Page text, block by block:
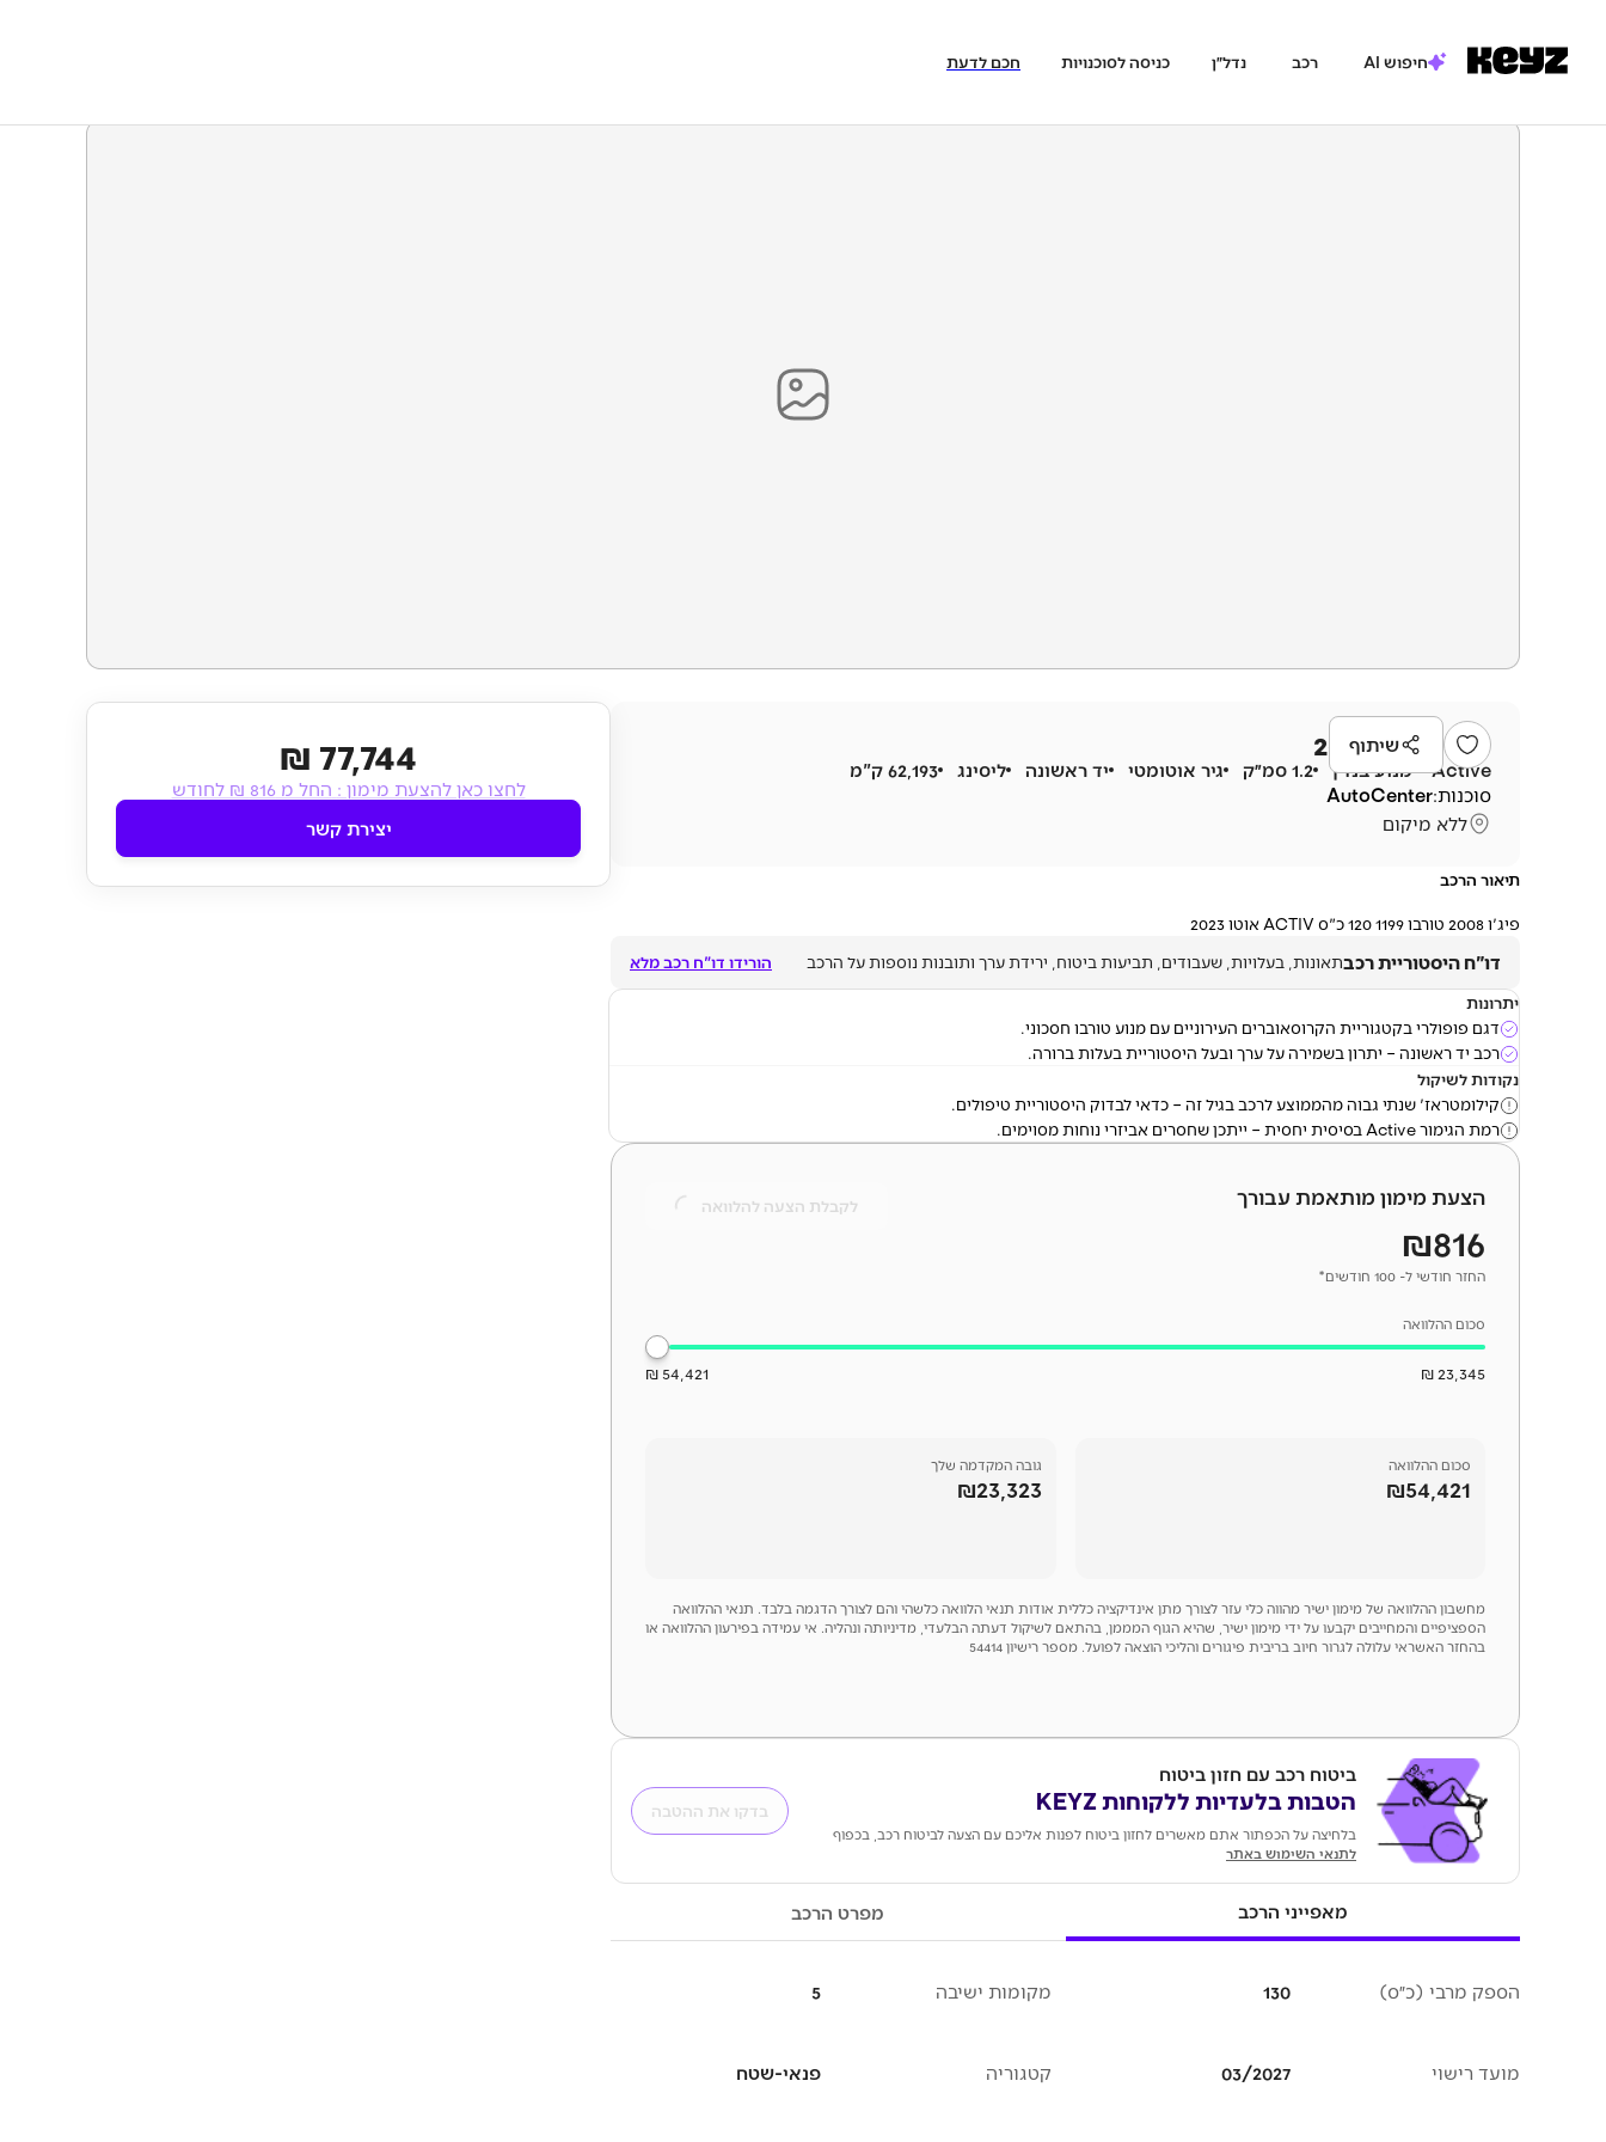
חיפוש AI רכב נדל״ן כניסה לסוכנויות חכם לדעת
פיג'ו 2008
2023שיתוף
Active
מנוע בנזין 1.2 סמ״ק גיר אוטומטי יד ראשונה ליסינג
62,193 ק"מ
סוכנות:AutoCenter
ללא מיקום
תיאור הרכב
פיג'ו 2008 טורבו 1199 120 כ"ס ACTIV אוטו 2023
דו"ח היסטוריית רכבתאונות, בעלויות, שעבודים, תביעות ביטוח, ירידת ערך ותובנות נוספות על הרכב
הורידו דו"ח רכב מלא
יתרונות
דגם פופולרי בקטגוריית הקרוסאוברים העירוניים עם מנוע טורבו חסכוני.
רכב יד ראשונה – יתרון בשמירה על ערך ובעל היסטוריית בעלות ברורה.
נקודות לשיקול
קילומטראז' שנתי גבוה מהממוצע לרכב בגיל זה – כדאי לבדוק היסטוריית טיפולים.
רמת הגימור Active בסיסית יחסית – ייתכן שחסרים אביזרי נוחות מסוימים.
הצעת מימון מותאמת עבורך
₪816
החזר חודשי ל- 100 חודשים*
סכום ההלוואה
23,345 ₪
54,421 ₪
סכום ההלוואה
₪54,421
גובה המקדמה שלך
₪23,323
לקבלת הצעה להלוואה
מחשבון ההלוואה של מימון ישיר מהווה כלי עזר לצורך מתן אינדיקציה כללית אודות תנאי הלוואה כלשהי והם לצורך הדגמה בלבד. תנאי ההלוואה
הספציפיים והמחייבים יקבעו על ידי מימון ישיר, שהיא הגוף המממן, בהתאם לשיקול דעתה הבלעדי, מדיניותה ונהליה. אי עמידה בפירעון ההלוואה או
בהחזר האשראי עלולה לגרור חיוב בריבית פיגורים והליכי הוצאה לפועל. מספר רישיון 54414
ביטוח רכב עם חזון ביטוח
הטבות בלעדיות ללקוחות KEYZ בדקו את ההטבה
בלחיצה על הכפתור אתם מאשרים לחזון ביטוח לפנות אליכם עם הצעה לביטוח רכב, בכפוף
לתנאי השימוש באתר
מאפייני הרכב מפרט הרכב
הספק מרבי (כ״ס) 130 מקומות ישיבה 5
מועד רישוי 03/2027 קטגוריה פנאי-שטח
77,744 ₪
לחצו כאן להצעת מימון : החל מ 816 ₪ לחודש
יצירת קשר